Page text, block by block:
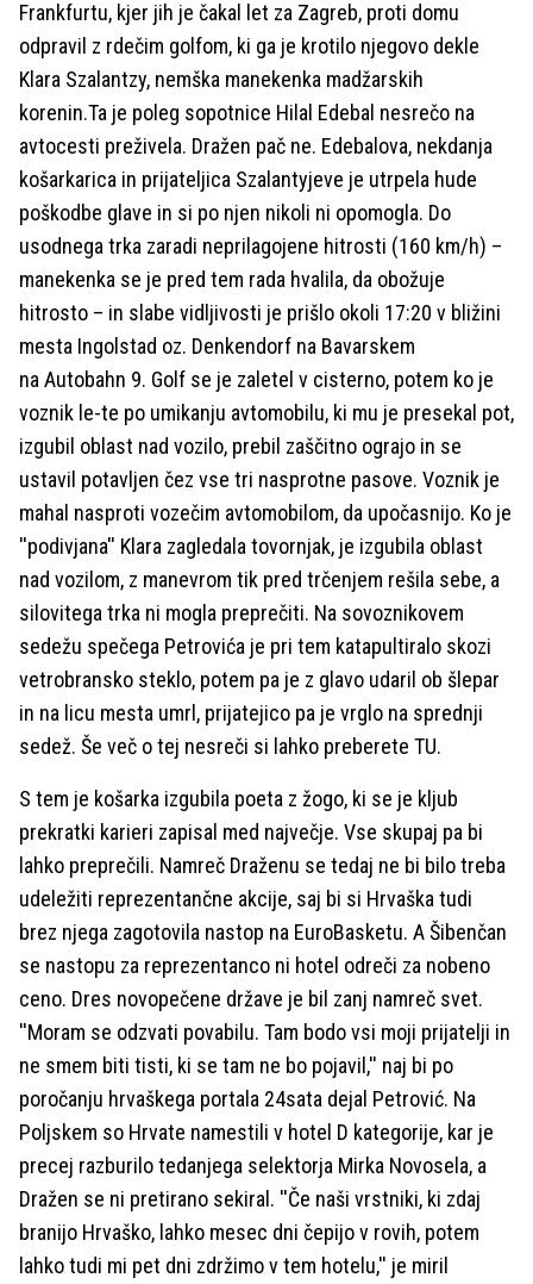
Frankfurtu, kjer jih je čakal let za Zagreb, proti domu
odpravil z rdečim golfom, ki ga je krotilo njegovo dekle
Klara Szalantzy, nemška manekenka madžarskih
korenin.Ta je poleg sopotnice Hilal Edebal nesrečo na
avtocesti preživela. Dražen pač ne. Edebalova, nekdanja
košarkarica in prijateljica Szalantyjeve je utrpela hude
poškodbe glave in si po njen nikoli ni opomogla. Do
usodnega trka zaradi neprilagojene hitrosti (160 km/h) –
manekenka se je pred tem rada hvalila, da obožuje
hitrosto – in slabe vidljivosti je prišlo okoli 17:20 v bližini
mesta Ingolstad oz. Denkendorf na Bavarskem
na Autobahn 9. Golf se je zaletel v cisterno, potem ko je
voznik le-te po umikanju avtomobilu, ki mu je presekal pot,
izgubil oblast nad vozilo, prebil zaščitno ograjo in se
ustavil potavljen čez vse tri nasprotne pasove. Voznik je
mahal nasproti vozečim avtomobilom, da upočasnijo. Ko je
''podivjana'' Klara zagledala tovornjak, je izgubila oblast
nad vozilom, z manevrom tik pred trčenjem rešila sebe, a
silovitega trka ni mogla preprečiti. Na sovoznikovem
sedežu spečega Petrovića je pri tem katapultiralo skozi
vetrobransko steklo, potem pa je z glavo udaril ob šlepar
in na licu mesta umrl, prijatejico pa je vrglo na sprednji
sedež. Še več o tej nesreči si lahko preberete TU.
S tem je košarka izgubila poeta z žogo, ki se je kljub
prekratki karieri zapisal med največje. Vse skupaj pa bi
lahko preprečili. Namreč Draženu se tedaj ne bi bilo treba
udeležiti reprezentančne akcije, saj bi si Hrvaška tudi
brez njega zagotovila nastop na EuroBasketu. A Šibenčan
se nastopu za reprezentanco ni hotel odreči za nobeno
ceno. Dres novopečene države je bil zanj namreč svet.
''Moram se odzvati povabilu. Tam bodo vsi moji prijatelji in
ne smem biti tisti, ki se tam ne bo pojavil,'' naj bi po
poročanju hrvaškega portala 24sata dejal Petrović. Na
Poljskem so Hrvate namestili v hotel D kategorije, kar je
precej razburilo tedanjega selektorja Mirka Novosela, a
Dražen se ni pretirano sekiral. ''Če naši vrstniki, ki zdaj
branijo Hrvaško, lahko mesec dni čepijo v rovih, potem
lahko tudi mi pet dni zdržimo v tem hotelu,'' je miril